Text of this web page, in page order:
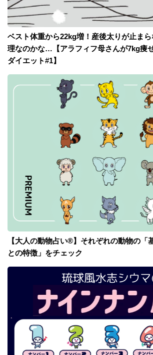
ベスト体重から22kg増！産後太りが止ま
理なのかな…【アラフィフ母さんが7kg痩
ダイエット#1】
【大人の動物占い®】それぞれの動物の「
との特徴」をチェック